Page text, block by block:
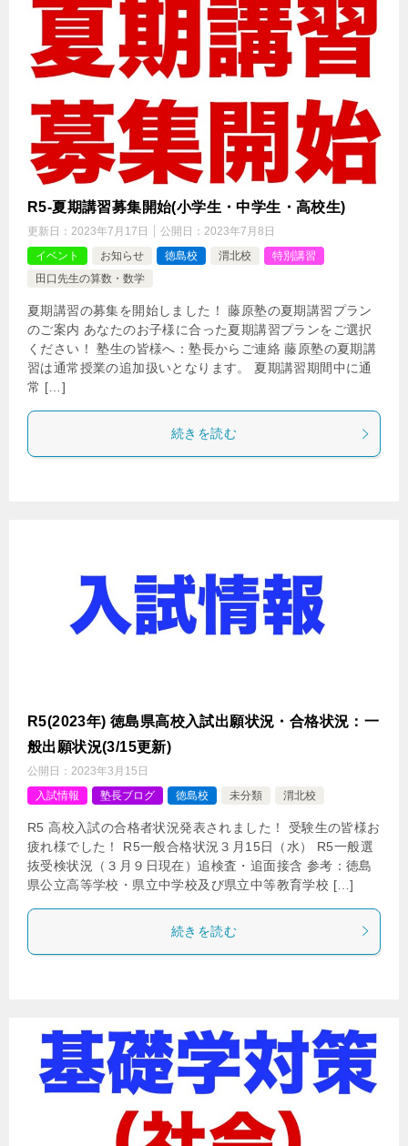
R5-夏期講習募集開始(小学生・中学生・高校生)
更新日： 2023年7月17日 公開日： 2023年7月8日
イベント
お知らせ 徳島校 渭北校
特別講習
田口先生の算数・数学
夏期講習の募集を開始しました！ 藤原塾の夏期講習プラン
のご案内 あなたのお子様に合った夏期講習プランをご選択
ください！ 塾生の皆様へ：塾長からご連絡 藤原塾の夏期講
習は通常授業の追加扱いとなります。 夏期講習期間中に通
常 […]
続きを読む
R5(2023年) 徳島県高校入試出願状況・合格状況：一
般出願状況(3/15更新)
公開日： 2023年3月15日
入試情報
塾長ブログ 徳島校 未分類 渭北校
R5 高校入試の合格者状況発表されました！ 受験生の皆様お
疲れ様でした！ R5一般合格状況３月15日（水） R5一般選
抜受検状況（３月９日現在）追検査・追面接含 参考：徳島
県公立高等学校・県立中学校及び県立中等教育学校 […]
続きを読む